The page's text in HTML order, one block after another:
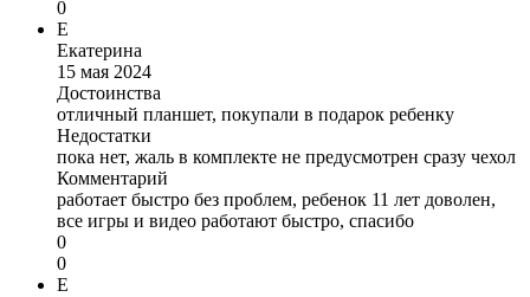
0
Е
Екатерина
15 мая 2024
Достоинства
отличный планшет, покупали в подарок ребенку
Недостатки
пока нет, жаль в комплекте не предусмотрен сразу чехол
Комментарий
работает быстро без проблем, ребенок 11 лет доволен,
все игры и видео работают быстро, спасибо
0
0
Е